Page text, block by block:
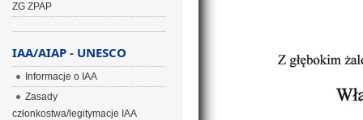
ZG ZPAP
IAA/AIAP - UNESCO
Informacje o IAA
Zasady
członkostwa/legitymacje IAA